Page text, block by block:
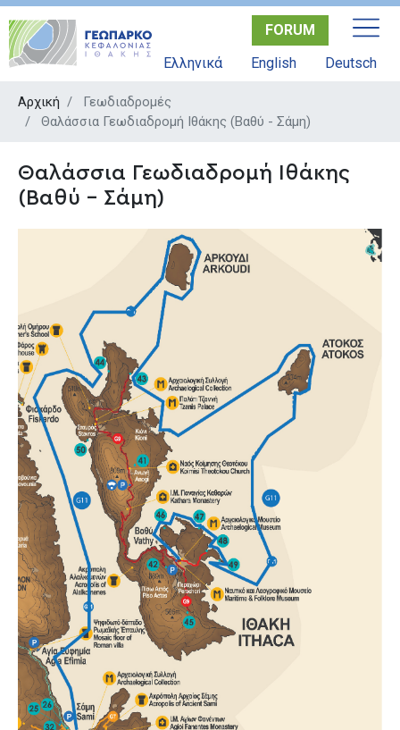
Παράκαμψη
FORUM
Ελληνικά
English Deutsch
Αρχική
Γεωδιαδρομές
Θαλάσσια Γεωδιαδρομή Ιθάκης (Βαθύ - Σάμη)
Θαλάσσια Γεωδιαδρομή Ιθάκης
(Βαθύ - Σάμη)